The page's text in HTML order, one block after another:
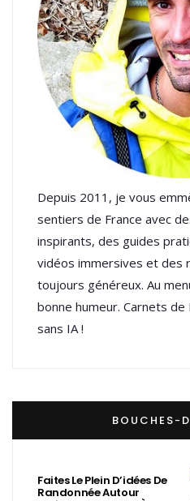
Depuis 2011, je vous
sentiers de France avec
inspirants, des guides
vidéos immersives et des
toujours généreux. Au
bonne humeur. Carnets de
sans IA !
BOUCHES-
Faites Le Plein D’idées De
Randonnée Autour